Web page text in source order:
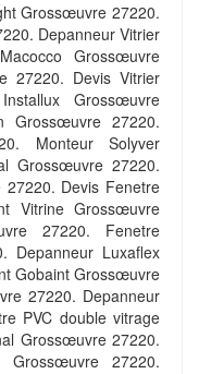
Grossœuvre 27220.
Depanneur Vitrier
Grossœuvre
27220. Devis Vitrier
Grossœuvre
Grossœuvre 27220.
Monteur Solyver
Grossœuvre 27220.
27220. Devis Fenetre
Vitrine Grossœuvre
27220. Fenetre
Depanneur Luxaflex
Gobaint Grossœuvre
27220. Depanneur
PVC double vitrage
Grossœuvre 27220.
27220.